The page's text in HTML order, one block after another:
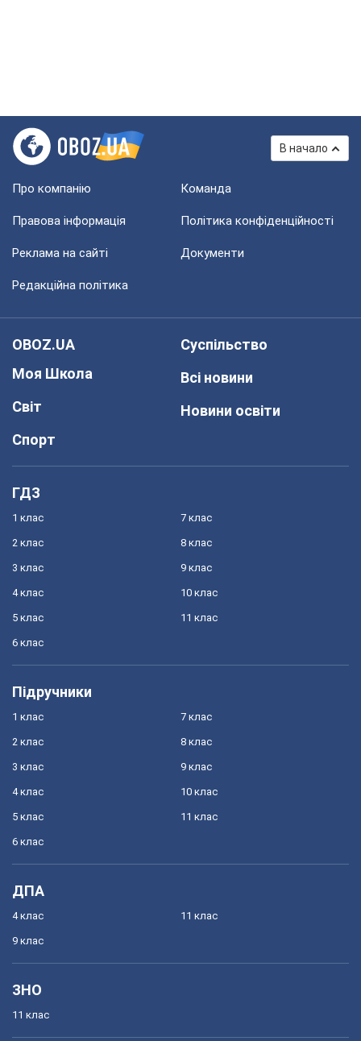
В начало
Про компанію Команда
Правова інформація Політика конфіденційності
Реклама на сайті Документи
Редакційна політика
OBOZ.UA
Моя Школа
Світ
Спорт
Суспільство
Всі новини
Новини освіти
ГДЗ
1 клас
2 клас
3 клас
4 клас
5 клас
6 клас
7 клас
8 клас
9 клас
10 клас
11 клас
Підручники
1 клас
2 клас
3 клас
4 клас
5 клас
6 клас
7 клас
8 клас
9 клас
10 клас
11 клас
ДПА
4 клас
9 клас
11 клас
ЗНО
11 клас